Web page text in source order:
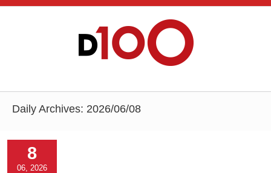
Daily Archives: 2026/06/08
8
06, 2026